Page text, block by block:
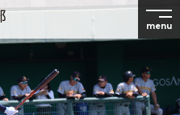
menu